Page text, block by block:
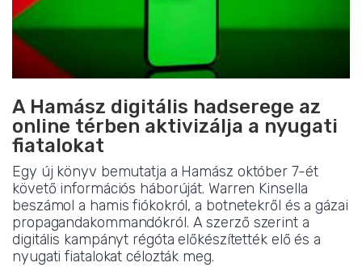
A Hamász digitális hadserege az
online térben aktivizálja a nyugati
fiatalokat
Egy új könyv bemutatja a Hamász október 7-ét
követő információs háborúját. Warren Kinsella
beszámol a hamis fiókokról, a botnetekről és a gázai
propagandakommandókról. A szerző szerint a
digitális kampányt régóta előkészítették elő és a
nyugati fiatalokat célozták meg.